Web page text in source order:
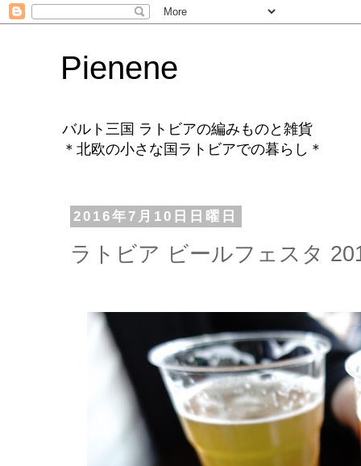
Pienene
バルト三国 ラトビアの編みものと雑貨
＊北欧の小さな国ラトビアでの暮らし＊
2016年7月10日日曜日
ラトビア ビールフェスタ